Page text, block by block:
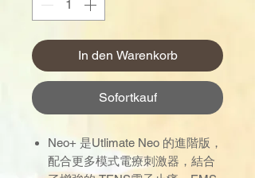
In den Warenkorb
Sofortkauf
Neo+ 是Utlimate Neo 的進階版，
配合更多模式電療刺激器，結合